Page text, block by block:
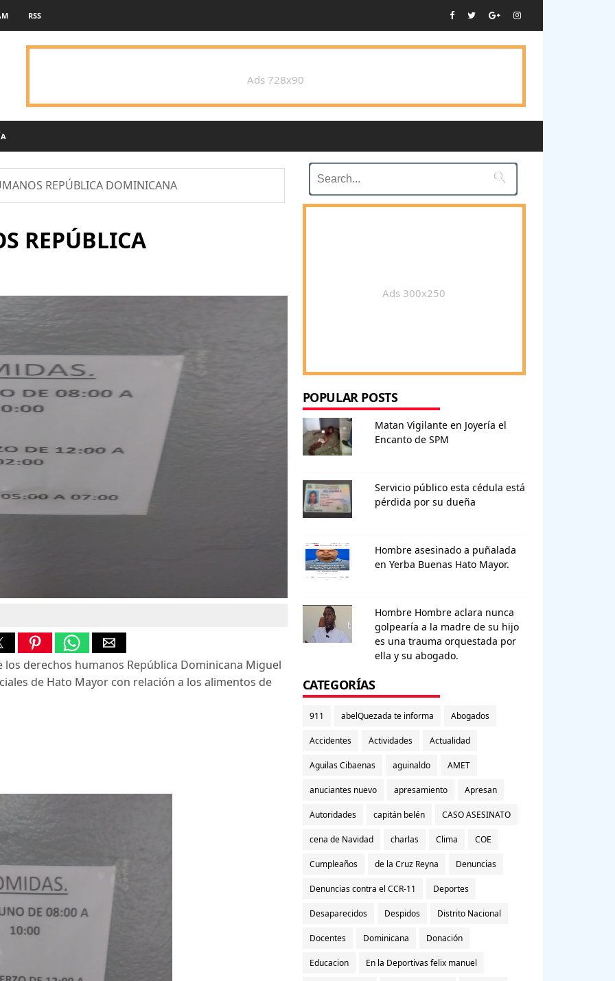
RSS
Ads 728x90
REPÚBLICA DOMINICANA
REPÚBLICA
los derechos humanos República Dominicana Miguel
de Hato Mayor con relación a los alimentos de

Ads 300x250
POPULAR POSTS
Matan Vigilante en Joyería el
Encanto de SPM
Servicio público esta cédula está
pérdida por su dueña
Hombre asesinado a puñalada
en Yerba Buenas Hato Mayor.
Hombre Hombre aclara nunca
golpearía a la madre de su hijo
es una trauma orquestada por
ella y su abogado.
CATEGORÍAS
911 abelQuezada te informa Abogados
Accidentes Actividades Actualidad
Aguilas Cibaenas aguinaldo AMET
anuciantes nuevo apresamiento Apresan
Autoridades capitán belén CASO ASESINATO
cena de Navidad charlas Clima COE
Cumpleaños de la Cruz Reyna Denuncias
Denuncias contra el CCR-11 Deportes
Desaparecidos Despidos Distrito Nacional
Docentes Dominicana Donación
Educacion En la Deportivas felix manuel